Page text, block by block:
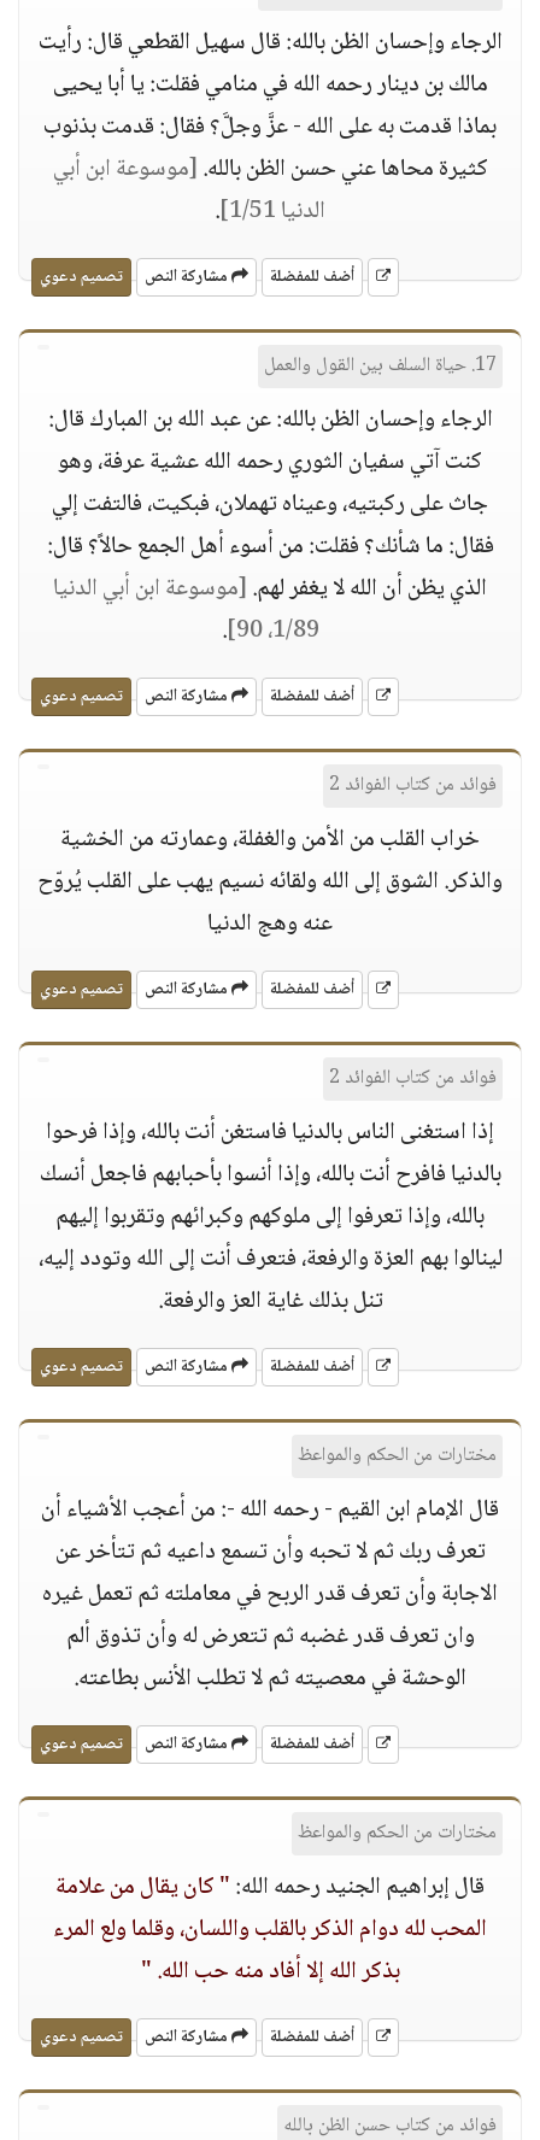
الرجاء وإحسان الظن بالله: قال سهيل القطعي قال: رأيت
مالك بن دينار رحمه الله في منامي فقلت: يا أبا يحيى
بماذا قدمت به على الله - عزَّ وجلَّ؟ فقال: قدمت بذنوب
كثيرة محاها عني حسن الظن بالله.[موسوعة ابن أبي
الدنيا 1/51]
.
أضف للمفضلة مشاركة النص تصميم دعوي
17. حياة السلف بين القول والعمل
الرجاء وإحسان الظن بالله: عن عبد الله بن المبارك قال:
كنت آتي سفيان الثوري رحمه الله عشية عرفة، وهو
جاث على ركبتيه، وعيناه تهملان، فبكيت، فالتفت إلي
فقال: ما شأنك؟ فقلت: من أسوء أهل الجمع حالاً؟ قال:
الذي يظن أن الله لا يغفر لهم.[موسوعة ابن أبي الدنيا
1/89، 90]
.
أضف للمفضلة مشاركة النص تصميم دعوي
فوائد من كتاب الفوائد 2
خراب القلب من الأمن والغفلة، وعمارته من الخشية
والذكر. الشوق إلى الله ولقائه نسيم يهب على القلب يُروّح
عنه وهج الدنيا
أضف للمفضلة مشاركة النص تصميم دعوي
فوائد من كتاب الفوائد 2
إذا استغنى الناس بالدنيا فاستغن أنت بالله، وإذا فرحوا
بالدنيا فافرح أنت بالله، وإذا أنسوا بأحبابهم فاجعل أنسك
بالله، وإذا تعرفوا إلى ملوكهم وكبرائهم وتقربوا إليهم
لينالوا بهم العزة والرفعة، فتعرف أنت إلى الله وتودد إليه،
تنل بذلك غاية العز والرفعة.
أضف للمفضلة مشاركة النص تصميم دعوي
مختارات من الحكم والمواعظ
قال الإمام ابن القيم - رحمه الله -: من أعجب الأشياء أن
تعرف ربك ثم لا تحبه وأن تسمع داعيه ثم تتأخر عن
الاجابة وأن تعرف قدر الربح في معاملته ثم تعمل غيره
وان تعرف قدر غضبه ثم تتعرض له وأن تذوق ألم
الوحشة في معصيته ثم لا تطلب الأنس بطاعته.
أضف للمفضلة مشاركة النص تصميم دعوي
مختارات من الحكم والمواعظ
قال إبراهيم الجنيد رحمه الله:" كان يقال من علامة
المحب لله دوام الذكر بالقلب واللسان، وقلما ولع المرء
بذكر الله إلا أفاد منه حب الله. "
أضف للمفضلة مشاركة النص تصميم دعوي
فوائد من كتاب حسن الظن بالله